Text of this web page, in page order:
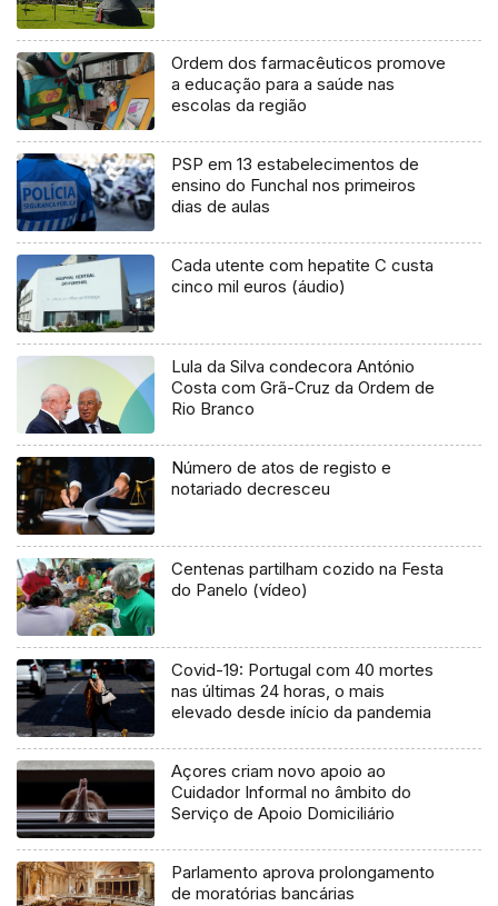
Ordem dos farmacêuticos promove
a educação para a saúde nas
escolas da região
PSP em 13 estabelecimentos de
ensino do Funchal nos primeiros
dias de aulas
Cada utente com hepatite C custa
cinco mil euros (áudio)
Lula da Silva condecora António
Costa com Grã-Cruz da Ordem de
Rio Branco
Número de atos de registo e
notariado decresceu
Centenas partilham cozido na Festa
do Panelo (vídeo)
Covid-19: Portugal com 40 mortes
nas últimas 24 horas, o mais
elevado desde início da pandemia
Açores criam novo apoio ao
Cuidador Informal no âmbito do
Serviço de Apoio Domiciliário
Parlamento aprova prolongamento
de moratórias bancárias